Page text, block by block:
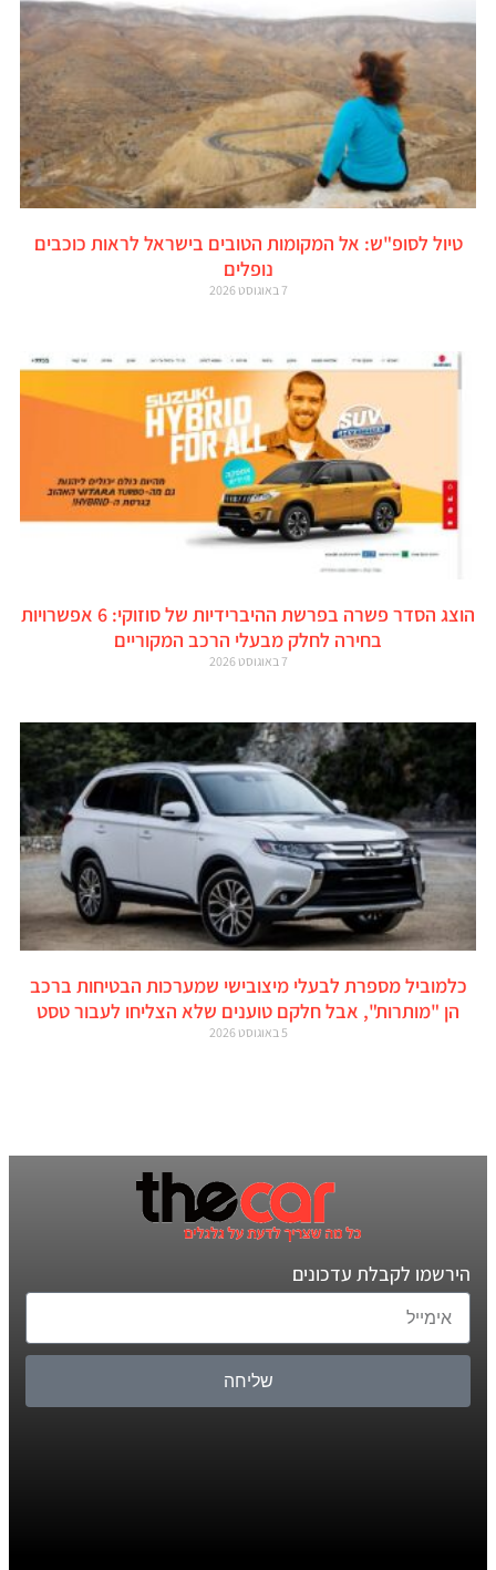
טיול לסופ"ש: אל המקומות הטובים בישראל לראות כוכבים
נופלים
7 באוגוסט 2026
הוצג הסדר פשרה בפרשת ההיברידיות של סוזוקי: 6 אפשרויות
בחירה לחלק מבעלי הרכב המקוריים
7 באוגוסט 2026
כלמוביל מספרת לבעלי מיצובישי שמערכות הבטיחות ברכב
הן "מותרות", אבל חלקם טוענים שלא הצליחו לעבור טסט
5 באוגוסט 2026
הירשמו לקבלת עדכונים
שליחה